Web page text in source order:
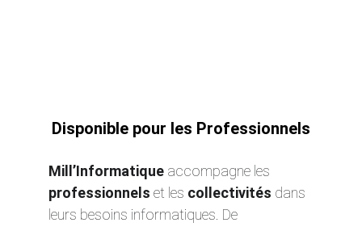
Disponible pour les Professionnels
Mill’Informatique accompagne les
professionnels et les collectivités dans
leurs besoins informatiques. De